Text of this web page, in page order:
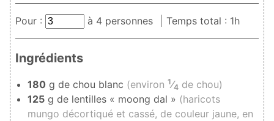
Pour : à 4 personnes Temps total : 1h
Ingrédients
180 g de chou blanc (environ 1⁄4 de chou)
125 g de lentilles « moong dal » (haricots
mungo décortiqué et cassé, de couleur jaune, en